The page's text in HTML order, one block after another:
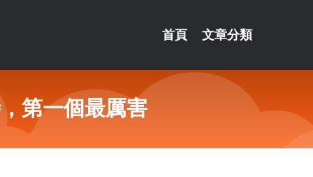
首頁 文章分類
第一個最厲害